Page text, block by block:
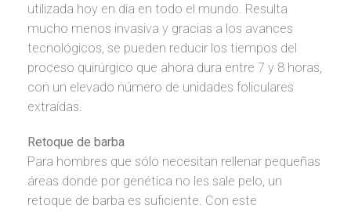
utilizada hoy en día en todo el mundo. Resulta
mucho menos invasiva y gracias a los avances
tecnológicos, se pueden reducir los tiempos del
proceso quirúrgico que ahora dura entre 7 y 8 horas,
con un elevado número de unidades foliculares
extraídas.
Retoque de barba
Para hombres que sólo necesitan rellenar pequeñas
áreas donde por genética no les sale pelo, un
retoque de barba es suficiente. Con este